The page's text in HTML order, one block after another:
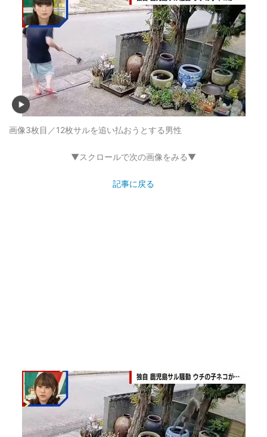
画像3枚目／12枚サルを追い払おうとする男性
▼スクロールで次の画像をみる▼
記事に戻る